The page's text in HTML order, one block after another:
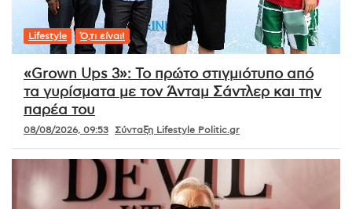
Lifestyle Ό,τι είναι!
«Grown Ups 3»: Το πρώτο στιγμιότυπο από
τα γυρίσματα με τον Άνταμ Σάντλερ και την
παρέα του
08/08/2026, 09:53 Σύνταξη Lifestyle Politic.gr